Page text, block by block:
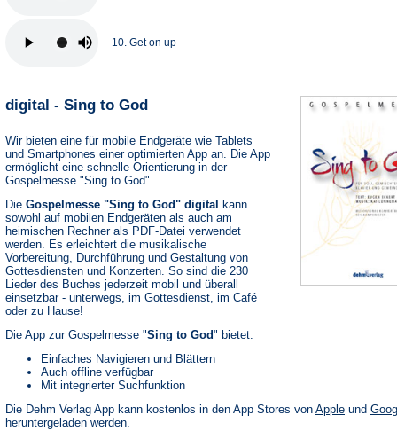
10. Get on up
digital - Sing to God
Wir bieten eine für mobile Endgeräte wie Tablets
und Smartphones einer optimierten App an. Die App
ermöglicht eine schnelle Orientierung in der
Gospelmesse "Sing to God".
Die Gospelmesse "Sing to God" digital kann
sowohl auf mobilen Endgeräten als auch am
heimischen Rechner als PDF-Datei verwendet
werden. Es erleichtert die musikalische
Vorbereitung, Durchführung und Gestaltung von
Gottesdiensten und Konzerten. So sind die 230
Lieder des Buches jederzeit mobil und überall
einsetzbar - unterwegs, im Gottesdienst, im Café
oder zu Hause!
Die App zur Gospelmesse "Sing to God" bietet:
Einfaches Navigieren und Blättern
Auch offline verfügbar
Mit integrierter Suchfunktion
Die Dehm Verlag App kann kostenlos in den App Stores von Apple(Öffnet
und
heruntergeladen werden.